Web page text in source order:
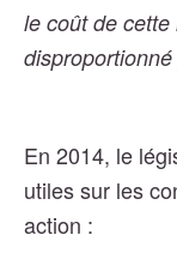
le coût de
En 2014, le
utiles sur les
action :